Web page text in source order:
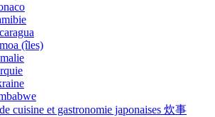
(îles)
cuisine et gastronomie japonaises 炊事